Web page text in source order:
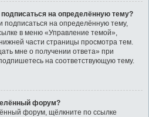
на определённую тему?
подписаться на определённую тему,
в меню «Управление темой»,
части страницы просмотра тем.
мне о получении ответа» при
на соответствующую тему.
форум?
форум, щёлкните по ссылке